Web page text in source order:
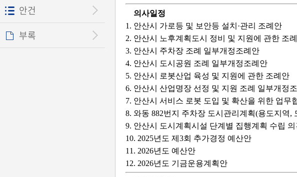
안건
부록
의사일정
1. 안산시 가로등 및 보안등 설치·관리 조례안
2. 안산시 노후계획도시 정비 및 지원에 관한 조
3. 안산시 주차장 조례 일부개정조례안
4. 안산시 도시공원 조례 일부개정조례안
5. 안산시 로봇산업 육성 및 지원에 관한 조례안
6. 안산시 산업명장 선정 및 지원 조례 일부개정
7. 안산시 서비스 로봇 도입 및 확산을 위한 업무
8. 와동 882번지 주차장 도시관리계획(용도지역
9. 안산시 도시계획시설 단계별 집행계획 수립 의
10. 2025년도 제3회 추가경정 예산안
11. 2026년도 예산안
12. 2026년도 기금운용계획안